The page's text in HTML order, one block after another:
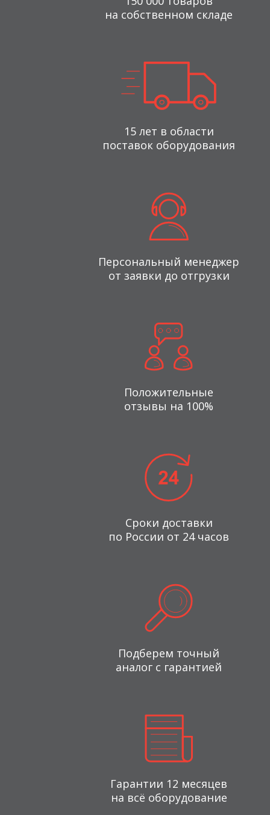
на собственном складе
15 лет в области
поставок оборудования
Персональный менеджер
от заявки до отгрузки
Положительные
отзывы на 100%
Сроки доставки
по России от 24 часов
Подберем точный
аналог с гарантией
Гарантии 12 месяцев
на всё оборудование